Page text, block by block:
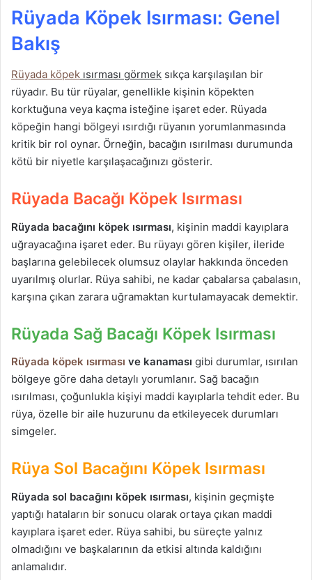
Rüyada Köpek Isırması: Genel
Bakış
Rüyada köpek ısırması görmek sıkça karşılaşılan bir
rüyadır. Bu tür rüyalar, genellikle kişinin köpekten
korktuğuna veya kaçma isteğine işaret eder. Rüyada
köpeğin hangi bölgeyi ısırdığı rüyanın yorumlanmasında
kritik bir rol oynar. Örneğin, bacağın ısırılması durumunda
kötü bir niyetle karşılaşacağınızı gösterir.
Rüyada Bacağı Köpek Isırması
Rüyada bacağını köpek ısırması, kişinin maddi kayıplara
uğrayacağına işaret eder. Bu rüyayı gören kişiler, ileride
başlarına gelebilecek olumsuz olaylar hakkında önceden
uyarılmış olurlar. Rüya sahibi, ne kadar çabalarsa çabalasın,
karşına çıkan zarara uğramaktan kurtulamayacak demektir.
Rüyada Sağ Bacağı Köpek Isırması
Rüyada köpek ısırması ve kanaması gibi durumlar, ısırılan
bölgeye göre daha detaylı yorumlanır. Sağ bacağın
ısırılması, çoğunlukla kişiyi maddi kayıplarla tehdit eder. Bu
rüya, özelle bir aile huzurunu da etkileyecek durumları
simgeler.
Rüya Sol Bacağını Köpek Isırması
Rüyada sol bacağını köpek ısırması, kişinin geçmişte
yaptığı hataların bir sonucu olarak ortaya çıkan maddi
kayıplara işaret eder. Rüya sahibi, bu süreçte yalnız
olmadığını ve başkalarının da etkisi altında kaldığını
anlamalıdır.